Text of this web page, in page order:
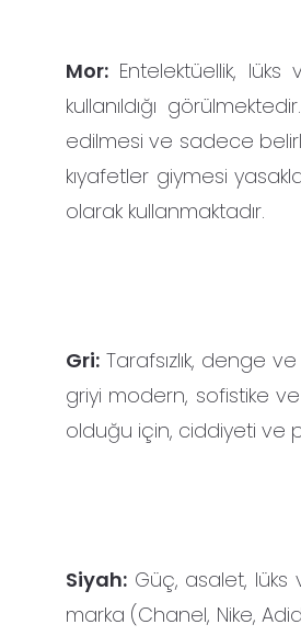
Mor: Entelektüellik,
kullanıldığı
edilmesi ve sadece
kıyafetler giymesi
olarak kullanmaktadır.
Gri: Tarafsızlık, denge
griyi modern, sofistike
olduğu için, ciddiyeti ve
Siyah: Güç, asalet, lüks
marka (Chanel, Nike,